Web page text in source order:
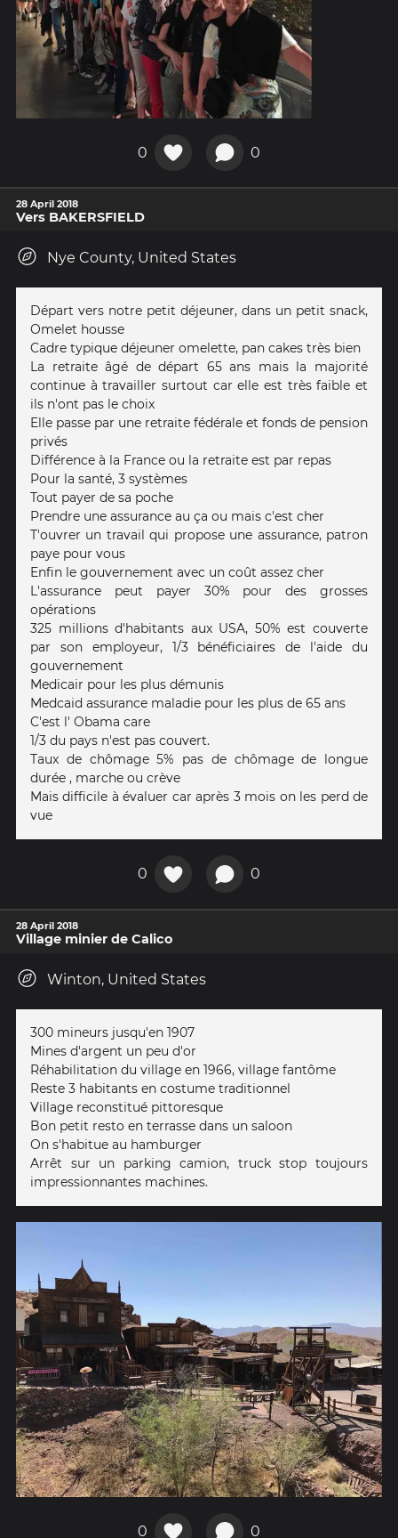
0 0
28 April 2018
Vers BAKERSFIELD
Nye County, United States
Départ vers notre petit déjeuner, dans un petit snack,
Omelet housse
Cadre typique déjeuner omelette, pan cakes très bien
La retraite âgé de départ 65 ans mais la majorité
continue à travailler surtout car elle est très faible et
ils n'ont pas le choix
Elle passe par une retraite fédérale et fonds de pension
privés
Différence à la France ou la retraite est par repas
Pour la santé, 3 systèmes
Tout payer de sa poche
Prendre une assurance au ça ou mais c'est cher
T'ouvrer un travail qui propose une assurance, patron
paye pour vous
Enfin le gouvernement avec un coût assez cher
L'assurance peut payer 30% pour des grosses
opérations
325 millions d'habitants aux USA, 50% est couverte
par son employeur, 1/3 bénéficiaires de l'aide du
gouvernement
Medicair pour les plus démunis
Medcaid assurance maladie pour les plus de 65 ans
C'est l' Obama care
1/3 du pays n'est pas couvert.
Taux de chômage 5% pas de chômage de longue
durée , marche ou crève
Mais difficile à évaluer car après 3 mois on les perd de
vue
0 0
28 April 2018
Village minier de Calico
Winton, United States
300 mineurs jusqu'en 1907
Mines d'argent un peu d'or
Réhabilitation du village en 1966, village fantôme
Reste 3 habitants en costume traditionnel
Village reconstitué pittoresque
Bon petit resto en terrasse dans un saloon
On s'habitue au hamburger
Arrêt sur un parking camion, truck stop toujours
impressionnantes machines.
0 0